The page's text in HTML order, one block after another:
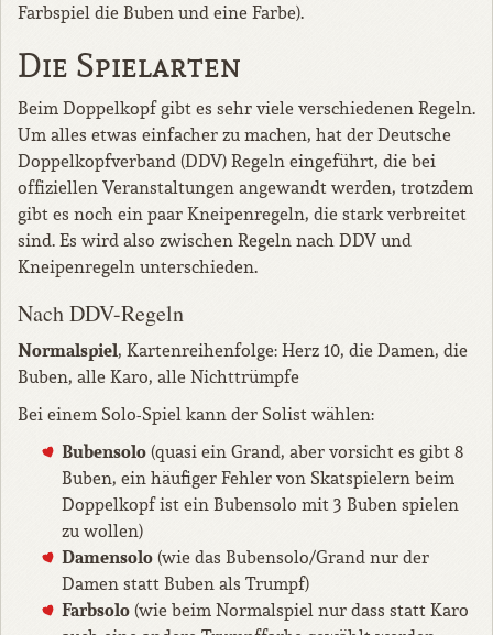
Farbspiel die Buben und eine Farbe).
Die Spielarten
Beim Doppelkopf gibt es sehr viele verschiedenen Regeln.
Um alles etwas einfacher zu machen, hat der Deutsche
Doppelkopfverband (DDV) Regeln eingeführt, die bei
offiziellen Veranstaltungen angewandt werden, trotzdem
gibt es noch ein paar Kneipenregeln, die stark verbreitet
sind. Es wird also zwischen Regeln nach DDV und
Kneipenregeln unterschieden.
Nach DDV-Regeln
Normalspiel, Kartenreihenfolge: Herz 10, die Damen, die
Buben, alle Karo, alle Nichttrümpfe
Bei einem Solo-Spiel kann der Solist wählen:
Bubensolo (quasi ein Grand, aber vorsicht es gibt 8
Buben, ein häufiger Fehler von Skatspielern beim
Doppelkopf ist ein Bubensolo mit 3 Buben spielen
zu wollen)
Damensolo (wie das Bubensolo/Grand nur der
Damen statt Buben als Trumpf)
Farbsolo (wie beim Normalspiel nur dass statt Karo